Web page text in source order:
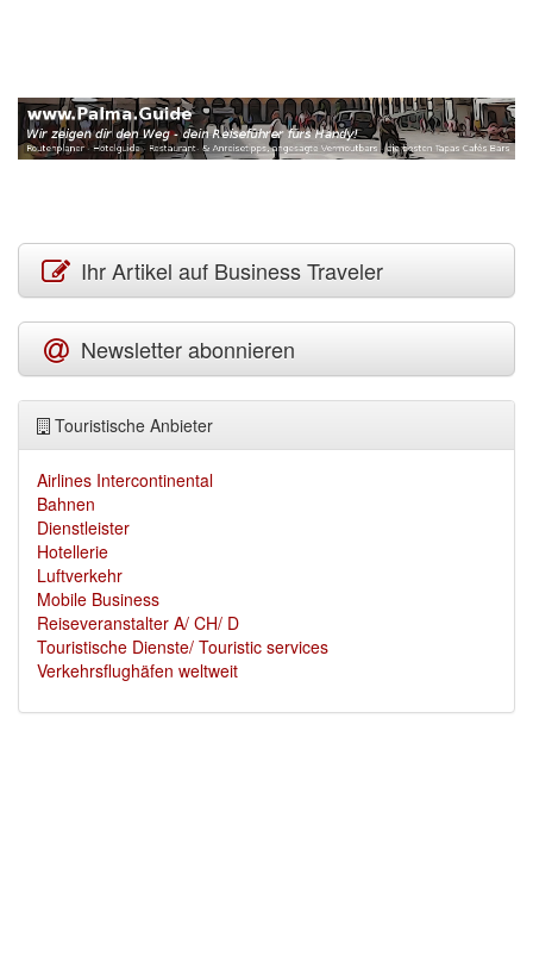
Ihr Artikel auf Business Traveler
Newsletter abonnieren
Touristische Anbieter
Airlines Intercontinental
Bahnen
Dienstleister
Hotellerie
Luftverkehr
Mobile Business
Reiseveranstalter A/ CH/ D
Touristische Dienste/ Touristic services
Verkehrsflughäfen weltweit